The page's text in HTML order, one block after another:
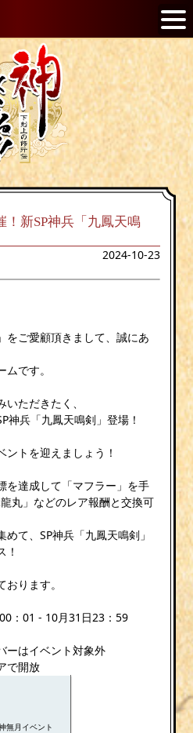
！新SP神兵「九鳳天鳴
2024-10-23
をご愛顧頂きまして、誠にあ
ムです。
ただきたく、
神兵「九鳳天鳴剣」登場！
トを迎えましょう！
を達成して「マフラー」を手
丸」などのレア報酬と交換可
て、SP神兵「九鳳天鳴剣」
！
ります。
：01 - 10月31日23：59
ーはイベント対象外
で開放
無月イベント